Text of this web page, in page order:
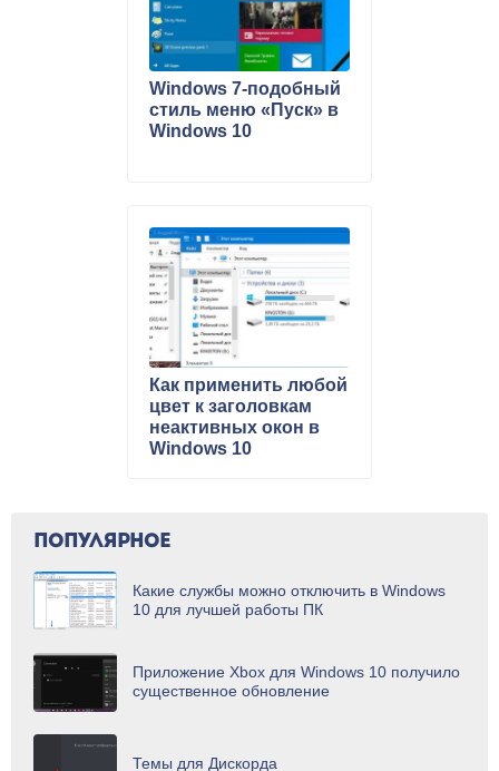
Windows 7-подобный
стиль меню «Пуск» в
Windows 10
Как применить любой
цвет к заголовкам
неактивных окон в
Windows 10
ПОПУЛЯРНОЕ
Какие службы можно отключить в Windows
10 для лучшей работы ПК
Приложение Xbox для Windows 10 получило
существенное обновление
Темы для Дискорда